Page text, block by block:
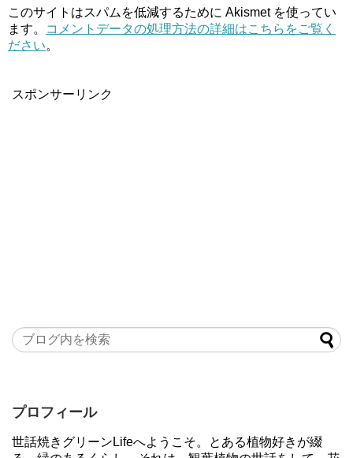
このサイトはスパムを低減するために Akismet を使ってい
ます。
コメントデータの処理方法の詳細はこちらをご覧く
ださい。
スポンサーリンク
プロフィール
世話焼きグリーンLifeへようこそ。とある植物好きが綴